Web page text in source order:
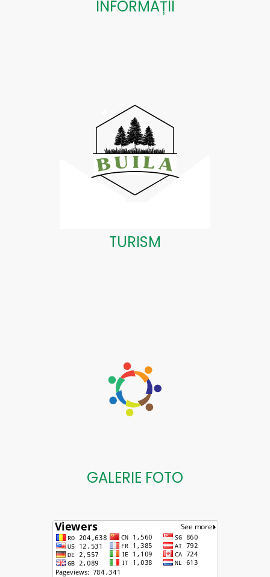
INFORMAȚII
TURISM
GALERIE FOTO